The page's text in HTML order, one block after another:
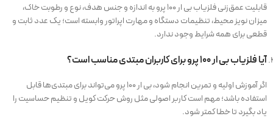
قابلیت عمق‌زنی فلزیاب بی ار 100 پرو به اندازه و جنس هدف، نوع و رطوبت خاک،
میزان نویز محیط، تنظیمات دستگاه و مهارت اپراتور وابسته است؛ یک عدد ثابت و
قطعی برای همه شرایط وجود ندارد.
آیا فلزیاب بی ار 100 پرو برای کاربران مبتدی مناسب است؟
اگر آموزش اولیه و تمرین انجام شود، بی ار 100 پرو می‌تواند برای مبتدی‌ها قابل
استفاده باشد؛ مهم است کاربر اصولی مثل روش حرکت کویل و تنظیم حساسیت را
یاد بگیرد تا خطا کمتر شود.